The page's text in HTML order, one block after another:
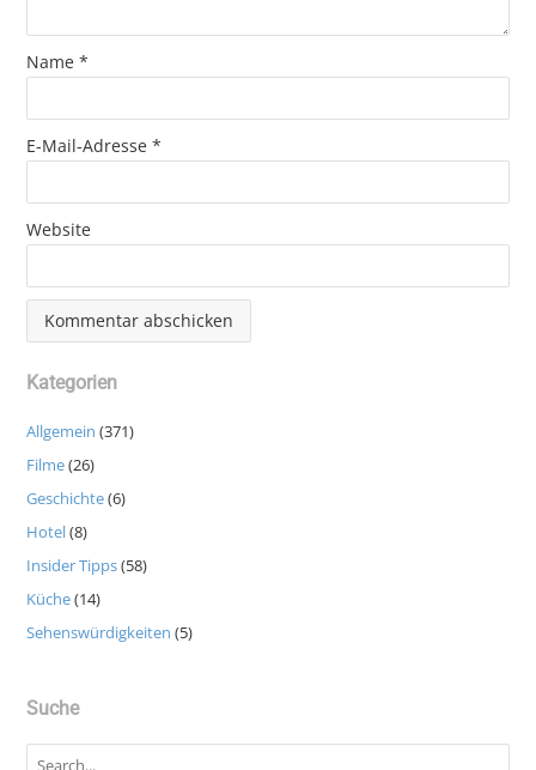
Name*
E-Mail-Adresse*
Website
Kategorien
Allgemein (371)
Filme(26)
Geschichte(6)
Hotel(8)
Insider Tipps(58)
Küche(14)
Sehenswürdigkeiten (5)
Suche